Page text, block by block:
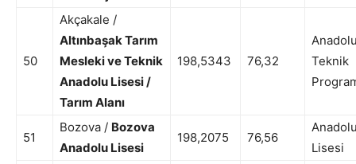
50
Akçakale /
Altınbaşak Tarım
Mesleki ve Teknik
Anadolu Lisesi /
Tarım Alanı
198,5343 76,32
Teknik
51
Bozova / Bozova
Anadolu Lisesi
198,2075 76,56
Lisesi